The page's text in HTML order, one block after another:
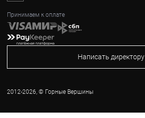
Принимаем к оплате
Написать директору
2012-2026, © Горные Вершины